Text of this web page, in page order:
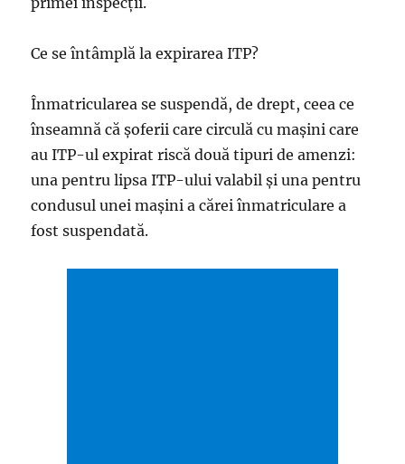
Ce se întâmplă la expirarea ITP?
Înmatricularea se suspendă, de drept, ceea ce
înseamnă că şoferii care circulă cu maşini care
au ITP-ul expirat riscă două tipuri de amenzi:
una pentru lipsa ITP-ului valabil şi una pentru
condusul unei maşini a cărei înmatriculare a
fost suspendată.